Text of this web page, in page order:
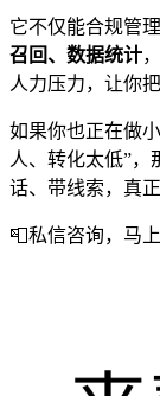
它不仅能合规管
召回、数据统计
人力压力，让你
如果你也正在做
人、转化太低”
话、带线索，真
📮私信咨询，马